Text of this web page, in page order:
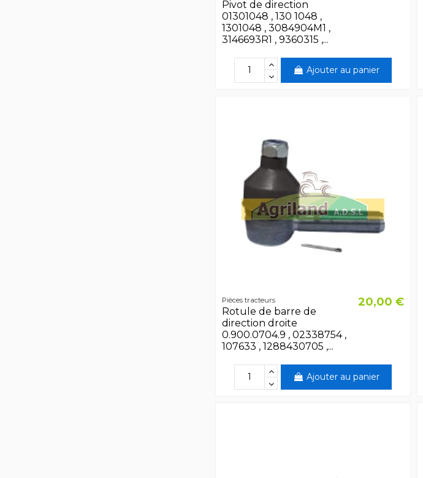
Pivot de direction
01301048 , 130 1048 ,
1301048 , 3084904M1 ,
3146693R1 , 9360315 ,...
Ajouter au panier
Pièces tracteurs
Rotule de barre de
direction droite
0.900.0704.9 , 02338754 ,
107633 , 1288430705 ,...
20,00 €
Ajouter au panier